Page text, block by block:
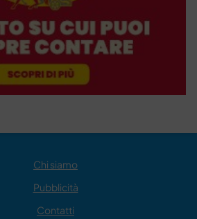
Chi siamo
Pubblicità
Contatti